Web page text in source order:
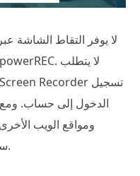
لا يوفر التقاط الشاشة
الدخول إلى حساب. ومع
سيظهر اسمك كمدير حتى لو لم تخبره.